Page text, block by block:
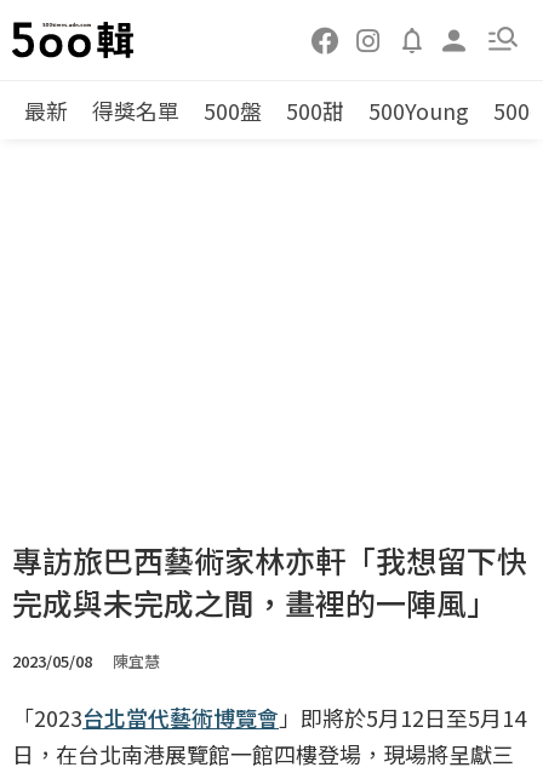
最新 得獎名單 500盤 500甜 500Young 500
專訪旅巴西藝術家林亦軒「我想留下快
完成與未完成之間，畫裡的一陣風」
2023/05/08 陳宜慧
「2023台北當代藝術博覽會」即將於5月12日至5月14
日，在台北南港展覽館一館四樓登場，現場將呈獻三